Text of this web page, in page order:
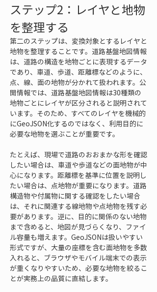
ステップ2：レイヤと地物
を整理する
第二のステップは、変換対象とするレイヤと
地物を整理することです。道路基盤地図情報
は、道路の構造を地物ごとに表現するデータ
であり、車道、歩道、距離標などのように、
点、線、面の地物が分かれて扱われます。公
開情報では、道路基盤地図情報は30種類の
地物ごとにレイヤが区分されると説明されて
います。そのため、すべてのレイヤを機械的
にGeoJSON化するのではなく、利用目的に
必要な地物を選ぶことが重要です。
たとえば、現場で道路のおおまかな形を確認
したい場合は、車道や歩道などの面地物が中
心になります。距離標を基準に位置を説明し
たい場合は、点地物が重要になります。道路
構造物や付属物に関する確認をしたい場合
は、それに関連する線地物や点地物を残す必
要があります。逆に、目的に関係のない地物
まで含めると、地図が見づらくなり、ファイ
ル容量も増えます。GeoJSONは扱いやすい
形式ですが、大量の座標を含む面地物を多数
入れると、ブラウザやモバイル端末での表示
が重くなりやすいため、必要な地物を絞るこ
とが実務上の品質に直結します。